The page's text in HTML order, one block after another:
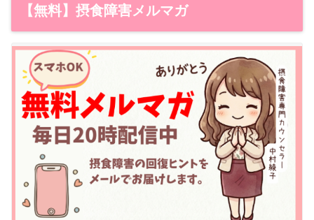
【無料】摂食障害メルマガ